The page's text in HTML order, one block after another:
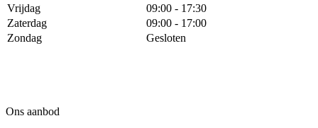
Vrijdag
09:00 - 17:30
Zaterdag
09:00 - 17:00
Zondag
Gesloten
Ons aanbod